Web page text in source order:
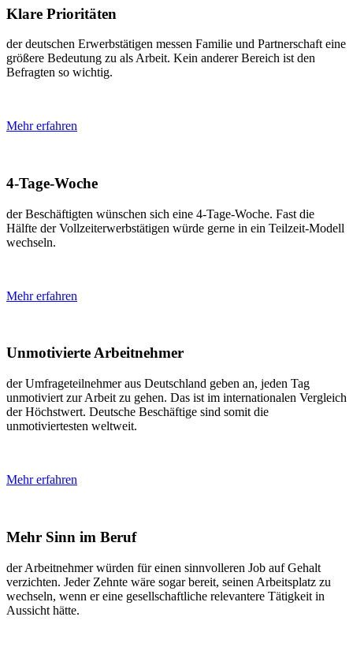
Klare Prioritäten
der deutschen Erwerbstätigen messen Familie und Partnerschaft eine
größere Bedeutung zu als Arbeit. Kein anderer Bereich ist den
Befragten so wichtig.
Mehr erfahren
4-Tage-Woche
der Beschäftigten wünschen sich eine 4-Tage-Woche. Fast die
Hälfte der Vollzeiterwerbstätigen würde gerne in ein Teilzeit-Modell
wechseln.
Mehr erfahren
Unmotivierte Arbeitnehmer
der Umfrageteilnehmer aus Deutschland geben an, jeden Tag
unmotiviert zur Arbeit zu gehen. Das ist im internationalen Vergleich
der Höchstwert. Deutsche Beschäftige sind somit die
unmotiviertesten weltweit.
Mehr erfahren
Mehr Sinn im Beruf
der Arbeitnehmer würden für einen sinnvolleren Job auf Gehalt
verzichten. Jeder Zehnte wäre sogar bereit, seinen Arbeitsplatz zu
wechseln, wenn er eine gesellschaftliche relevantere Tätigkeit in
Aussicht hätte.